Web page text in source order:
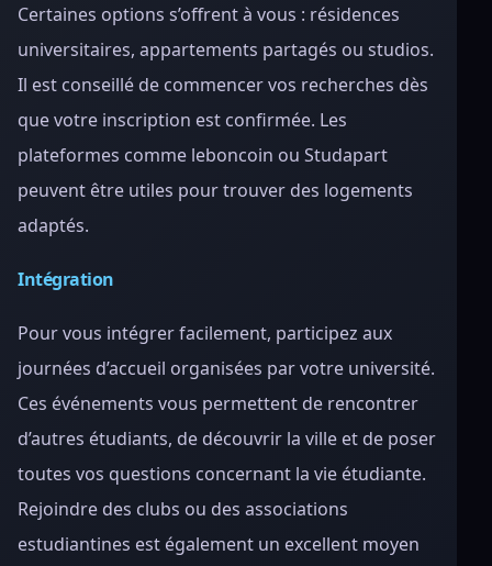
Certaines options s’offrent à vous : résidences
universitaires, appartements partagés ou studios.
Il est conseillé de commencer vos recherches dès
que votre inscription est confirmée. Les
plateformes comme leboncoin ou Studapart
peuvent être utiles pour trouver des logements
adaptés.
Intégration
Pour vous intégrer facilement, participez aux
journées d’accueil organisées par votre université.
Ces événements vous permettent de rencontrer
d’autres étudiants, de découvrir la ville et de poser
toutes vos questions concernant la vie étudiante.
Rejoindre des clubs ou des associations
estudiantines est également un excellent moyen